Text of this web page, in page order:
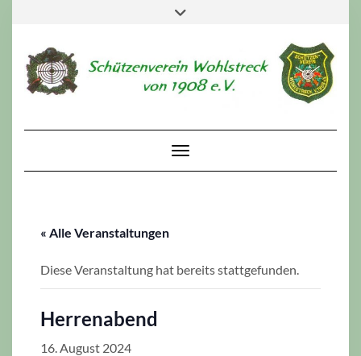
Toggle Navigation
« Alle Veranstaltungen
Diese Veranstaltung hat bereits stattgefunden.
Herrenabend
16. August 2024